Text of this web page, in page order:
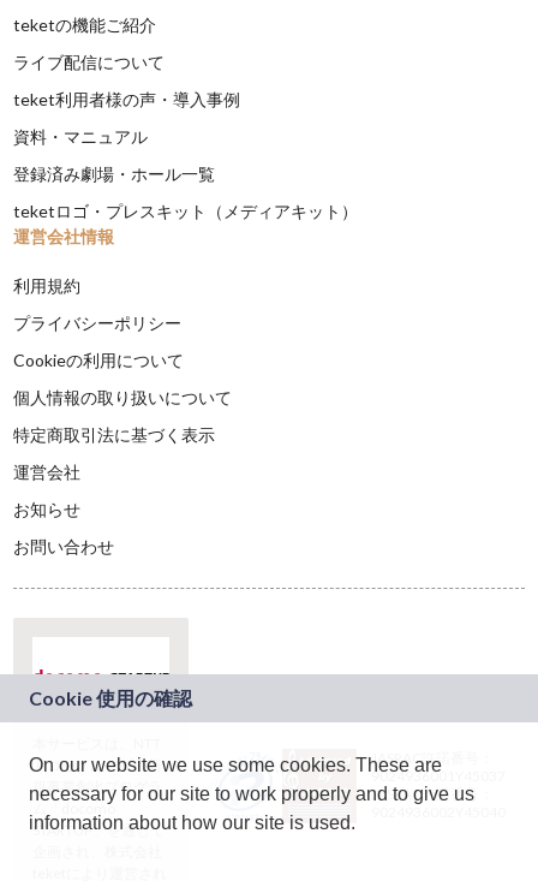
teketの機能ご紹介
ライブ配信について
teket利用者様の声・導入事例
資料・マニュアル
登録済み劇場・ホール一覧
teketロゴ・プレスキット（メディアキット）
運営会社情報
利用規約
プライバシーポリシー
Cookieの利用について
個人情報の取り扱いについて
特定商取引法に基づく表示
運営会社
お知らせ
お問い合わせ
ドコモグループの新
規事業創出プログラ
ム「docomo
STARTUP」を通じて
JASRAC許諾番号：
9024936001Y45037
JASRAC許諾番号：
On our website we use some cookies. These are
necessary for our site to work properly and to give us
information about how our site is used.